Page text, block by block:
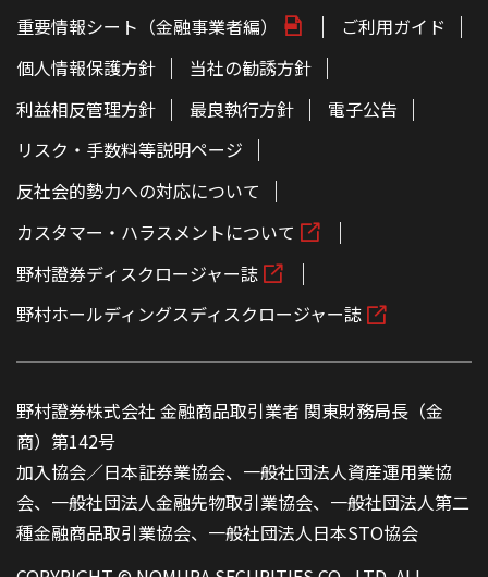
重要情報シート（金融事業者編）
ご利用ガイド
個人情報保護方針
当社の勧誘方針
利益相反管理方針
最良執行方針
電子公告
リスク・手数料等説明ページ
反社会的勢力への対応について
カスタマー・ハラスメントについて
野村證券ディスクロージャー誌
野村ホールディングスディスクロージャー誌
野村證券株式会社 金融商品取引業者 関東財務局長（金
商）第142号
加入協会／日本証券業協会、一般社団法人資産運用業協
会、一般社団法人金融先物取引業協会、一般社団法人第二
種金融商品取引業協会、一般社団法人日本STO協会